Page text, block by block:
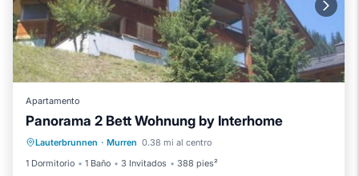
Apartamento
Panorama 2 Bett Wohnung by Interhome
Lauterbrunnen · Murren 0.38 mi al centro
1 Dormitorio
1 Baño 3 Invitados 388 pies²
Chimenea/Calefacción
Balcón/Terraza
Cocina
Internet